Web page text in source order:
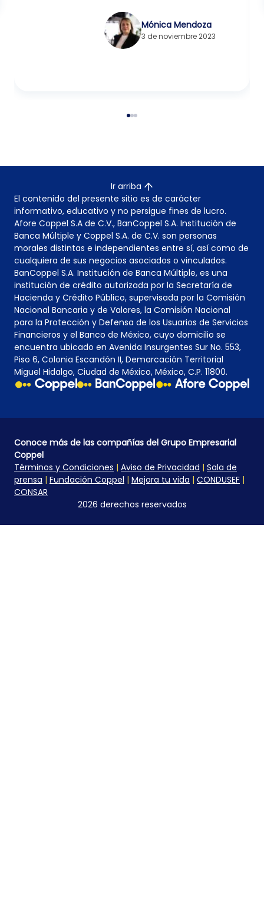
Mónica Mendoza
3 de noviembre 2023
Ir arriba
El contenido del presente sitio es de carácter
informativo, educativo y no persigue fines de lucro.
Afore Coppel S.A de C.V., BanCoppel S.A. Institución de
Banca Múltiple y Coppel S.A. de C.V. son personas
morales distintas e independientes entre sí, así como de
cualquiera de sus negocios asociados o vinculados.
BanCoppel S.A. Institución de Banca Múltiple, es una
institución de crédito autorizada por la Secretaría de
Hacienda y Crédito Público, supervisada por la Comisión
Nacional Bancaria y de Valores, la Comisión Nacional
para la Protección y Defensa de los Usuarios de Servicios
Financieros y el Banco de México, cuyo domicilio se
encuentra ubicado en Avenida Insurgentes Sur No. 553,
Piso 6, Colonia Escandón II, Demarcación Territorial
Miguel Hidalgo, Ciudad de México, México, C.P. 11800.
Conoce más de las compañías del Grupo Empresarial
Coppel
Términos y Condiciones | Aviso de Privacidad | Sala de
prensa | Fundación Coppel | Mejora tu vida | CONDUSEF |
CONSAR
2026 derechos reservados